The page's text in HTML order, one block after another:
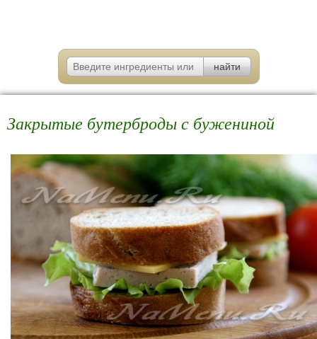
Закрытые бутерброды с бужениной